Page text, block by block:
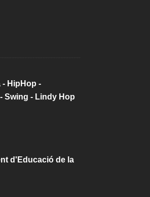
- HipHop -
Swing - Lindy Hop
d'Educació de la